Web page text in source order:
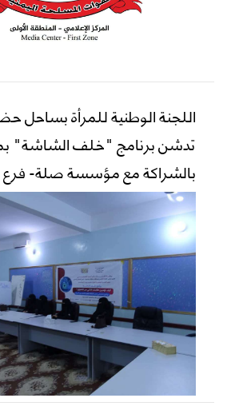
اللجنة الوطنية للمرأة
تدشن برنامج "خلف الشاشة"
بالشراكة مع مؤسسة صلة-